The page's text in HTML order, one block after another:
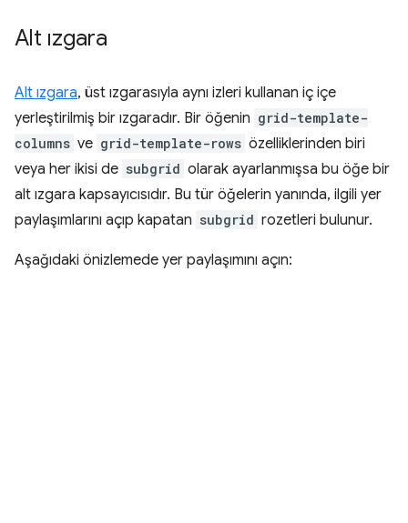
Alt ızgara
Alt ızgara, üst ızgarasıyla aynı izleri kullanan iç içe
yerleştirilmiş bir ızgaradır. Bir öğenin grid-template-
columns ve grid-template-rows özelliklerinden biri
veya her ikisi de subgrid olarak ayarlanmışsa bu öğe bir
alt ızgara kapsayıcısıdır. Bu tür öğelerin yanında, ilgili yer
paylaşımlarını açıp kapatan subgrid rozetleri bulunur.
Aşağıdaki önizlemede yer paylaşımını açın: